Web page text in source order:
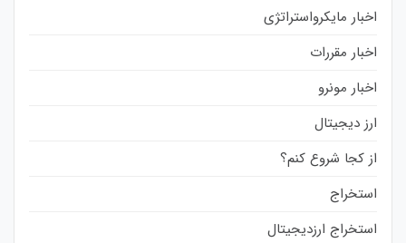
اخبار مایکرواستراتژی
اخبار مقررات
اخبار مونرو
ارز دیجیتال
از کجا شروع کنم؟
استخراج
استخراج ارزدیجیتال